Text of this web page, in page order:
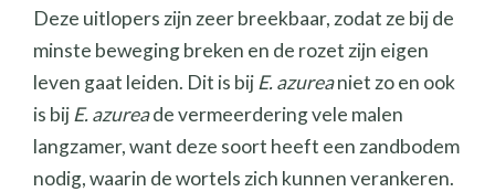
Deze uitlopers zijn zeer breekbaar, zodat ze bij de
minste beweging breken en de rozet zijn eigen
leven gaat leiden. Dit is bij E. azureaniet zo en ook
is bij E. azureade vermeerdering vele malen
langzamer, want deze soort heeft een zandbodem
nodig, waarin de wortels zich kunnen verankeren.